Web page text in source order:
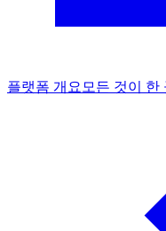
플랫폼 개요 모든 것이 한